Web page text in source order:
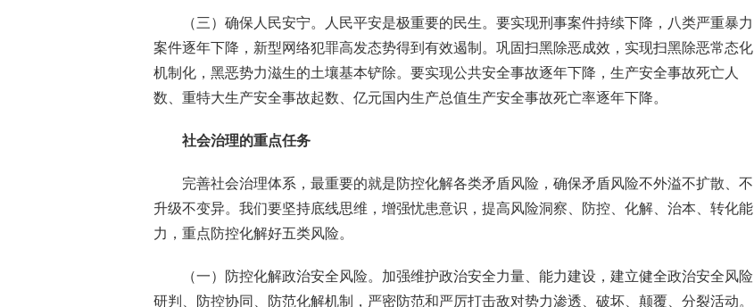
（三）确保人民安宁。人民平安是极重要的民生。要实现刑事案件持续下降，八类严重暴力
案件逐年下降，新型网络犯罪高发态势得到有效遏制。巩固扫黑除恶成效，实现扫黑除恶常态化
机制化，黑恶势力滋生的土壤基本铲除。要实现公共安全事故逐年下降，生产安全事故死亡人
数、重特大生产安全事故起数、亿元国内生产总值生产安全事故死亡率逐年下降。
社会治理的重点任务
完善社会治理体系，最重要的就是防控化解各类矛盾风险，确保矛盾风险不外溢不扩散、不
升级不变异。我们要坚持底线思维，增强忧患意识，提高风险洞察、防控、化解、治本、转化能
力，重点防控化解好五类风险。
（一）防控化解政治安全风险。加强维护政治安全力量、能力建设，建立健全政治安全风险
研判、防控协同、防范化解机制，严密防范和严厉打击敌对势力渗透、破坏、颠覆、分裂活动。